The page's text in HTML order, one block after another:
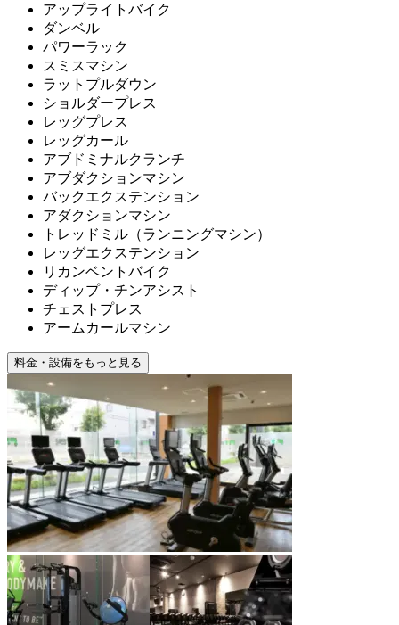
アップライトバイク
ダンベル
パワーラック
スミスマシン
ラットプルダウン
ショルダープレス
レッグプレス
レッグカール
アブドミナルクランチ
アブダクションマシン
バックエクステンション
アダクションマシン
トレッドミル（ランニングマシン）
レッグエクステンション
リカンベントバイク
ディップ・チンアシスト
チェストプレス
アームカールマシン
料金・設備をもっと見る